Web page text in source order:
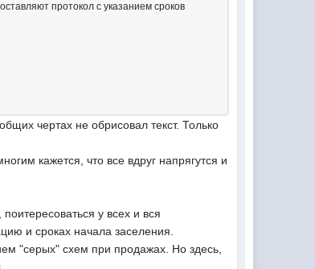
протокол с указанием сроков
чертах не обрисовал текст. Только
кажется, что все вдруг напрягутся и
у всех и вся
и сроках начала заселения.
"серых" схем при продажах. Но здесь,